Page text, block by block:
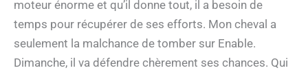
moteur énorme et qu’il donne tout, il a besoin de
temps pour récupérer de ses efforts. Mon cheval a
seulement la malchance de tomber sur Enable.
Dimanche, il va défendre chèrement ses chances. Qui